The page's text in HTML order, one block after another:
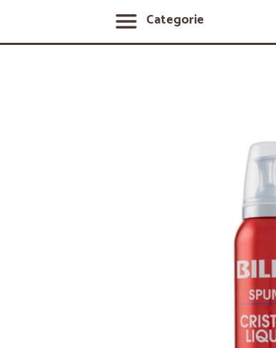
Categorie